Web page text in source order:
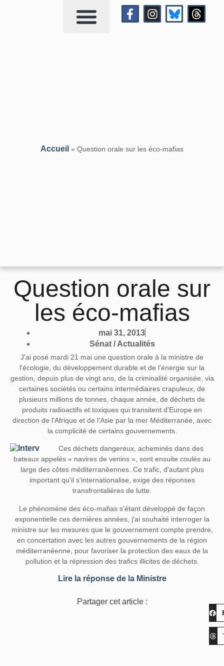
Accueil » Question orale sur les éco-mafias
Question orale sur
les éco-mafias
mai 31, 2013
Sénat / Actualités
J'ai posé mardi 21 mai une question orale à la ministre de
l'écologie, du développement durable et de l'énergie sur la
gestion, depuis plus de vingt ans, de la criminalité organisée, via
certaines sociétés ou certains intermédiaires crapuleux, de
plusieurs millions de tonnes, chaque année, de déchets de
produits radioactifs et toxiques qui transitent d'Europe en
direction de l'Afrique et de l'Asie par la mer Méditerranée, avec
la complicité de certains gouvernements.
Ces déchets dangereux, acheminés dans des
bateaux appelés « navires de venins », sont ensuite coulés au
large des côtes méditerranéennes. Ce trafic, d'autant plus
important qu'il s'internationalise, exige des réponses
transfrontalières de lutte.
Le phénomène des éco-mafias s'étant développé de façon
exponentielle ces dernières années, j'ai souhaité interroger la
ministre sur les mesures que le gouvernement compte prendre,
en concertation avec les autres gouvernements de la région
méditerranéenne, pour favoriser la protection des eaux de la
pollution et la répression des trafics illicites de déchets.
Lire la réponse de la Ministre
Partager cet article :